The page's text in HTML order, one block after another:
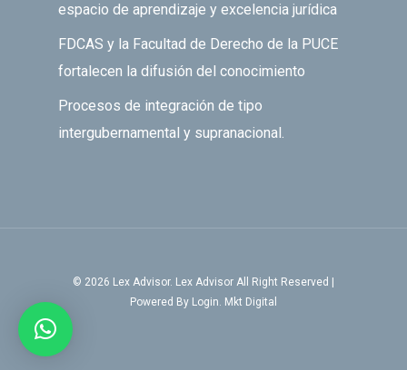
espacio de aprendizaje y excelencia jurídica
FDCAS y la Facultad de Derecho de la PUCE
fortalecen la difusión del conocimiento
Procesos de integración de tipo
intergubernamental y supranacional.
© 2026 Lex Advisor. Lex Advisor All Right Reserved |
Powered By Login. Mkt Digital